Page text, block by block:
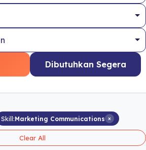
Dibutuhkan Segera
Skill:Marketing Communications ×
Clear All